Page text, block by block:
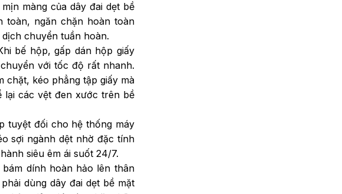
màng của dây đai dẹt bề
toàn, ngăn chặn hoàn toàn
chuyển tuần hoàn.
bế hộp, gấp dán hộp giấy
với tốc độ rất nhanh.
chặt, kéo phẳng tập giấy mà
lại các vệt đen xước trên bề
tuyệt đối cho hệ thống máy
sợi ngành dệt nhờ đặc tính
siêu êm ái suốt 24/7.
dính hoàn hảo lên thân
dùng dây đai dẹt bề mặt